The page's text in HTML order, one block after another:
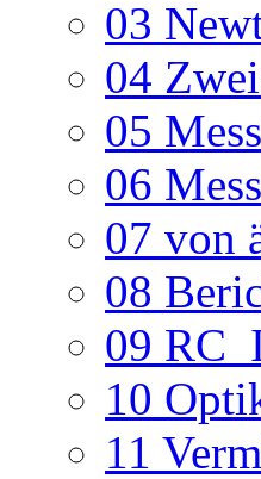
03
04
05
06
07 von
08
09
10
11